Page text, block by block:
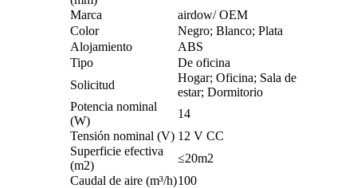
Marca
airdow/ OEM
Color
Negro; Blanco; Plata
Alojamiento
ABS
Tipo
De oficina
Solicitud
Hogar; Oficina; Sala de
estar; Dormitorio
Potencia nominal
(W)
14
Tensión nominal (V) 12 V CC
Superficie efectiva
(m2)
≤20m2
Caudal de aire (m³/h)100